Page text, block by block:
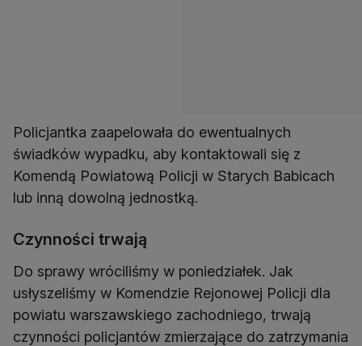
Policjantka zaapelowała do ewentualnych
świadków wypadku, aby kontaktowali się z
Komendą Powiatową Policji w Starych Babicach
lub inną dowolną jednostką.
Czynności trwają
Do sprawy wróciliśmy w poniedziałek. Jak
usłyszeliśmy w Komendzie Rejonowej Policji dla
powiatu warszawskiego zachodniego, trwają
czynności policjantów zmierzające do zatrzymania